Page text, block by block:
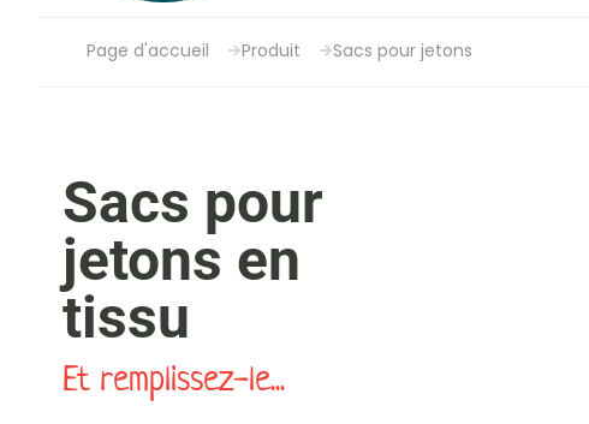
Page d'accueil Produit Sacs pour jetons
Sacs pour
jetons en
tissu
Et remplissez-le...